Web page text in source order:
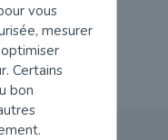
vous
mesurer
Certains
bon